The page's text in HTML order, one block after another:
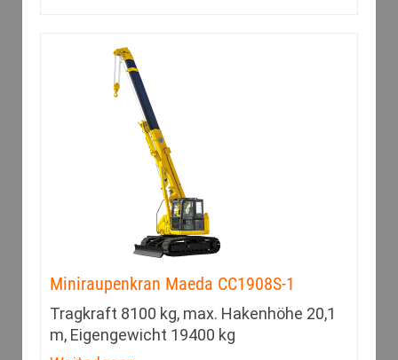
Miniraupenkran Maeda CC1908S-1
Tragkraft 8100 kg, max. Hakenhöhe 20,1
m, Eigengewicht 19400 kg